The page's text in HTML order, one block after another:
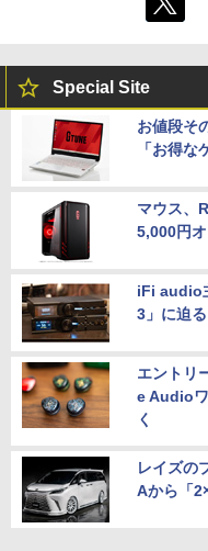
Special Site
お値段そ
「お得な
マウス、
5,000円
iFi audio
3」に迫る
エントリ
e Audio
く
レイズの
Aから「